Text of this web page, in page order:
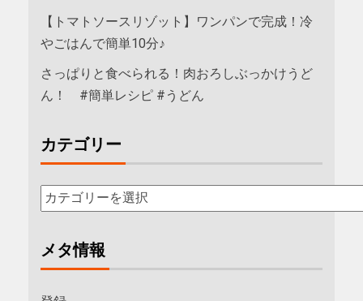
【トマトソースリゾット】ワンパンで完成！冷
やごはんで簡単10分♪
さっぱりと食べられる！肉おろしぶっかけうど
ん！ #簡単レシピ #うどん
カテゴリー
メタ情報